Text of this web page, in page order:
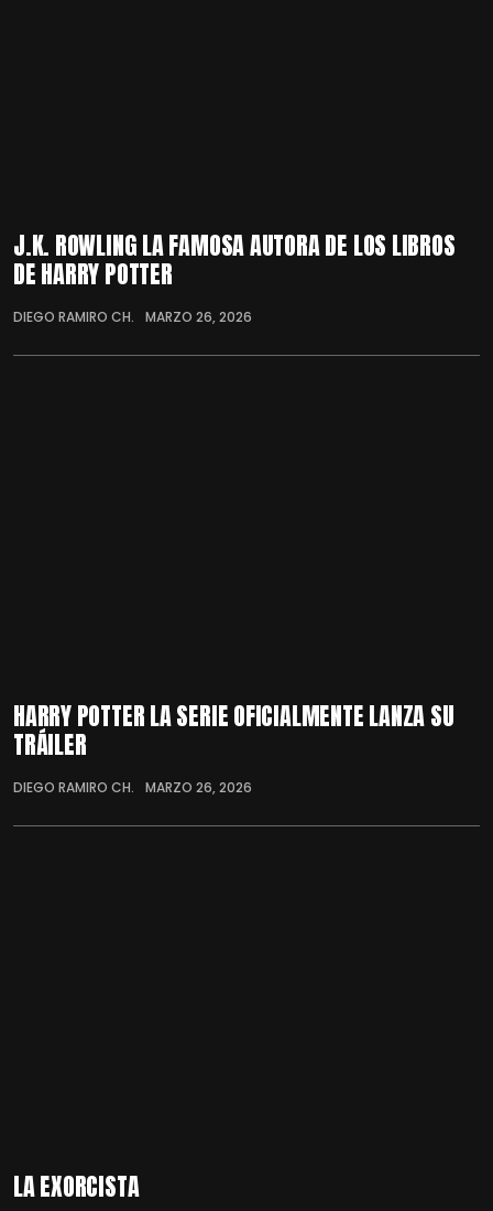
J.K. ROWLING LA FAMOSA AUTORA DE LOS LIBROS
DE HARRY POTTER
DIEGO RAMIRO CH. MARZO 26, 2026
HARRY POTTER LA SERIE OFICIALMENTE LANZA SU
TRÁILER
DIEGO RAMIRO CH. MARZO 26, 2026
LA EXORCISTA